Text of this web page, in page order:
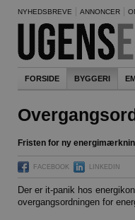
NYHEDSBREVE ANNONCER
FORSIDE BYGGERI
Fristen for ny
FACEBOOK LINKEDIN
Der er it-panik hos
overgangsordningen for